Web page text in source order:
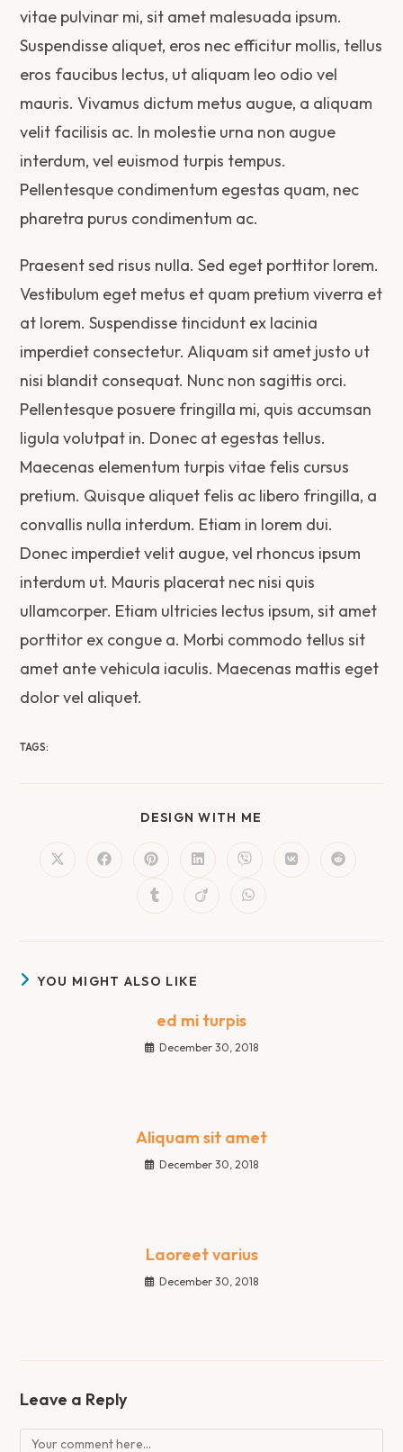
vitae pulvinar mi, sit amet malesuada ipsum.
Suspendisse aliquet, eros nec efficitur mollis, tellus
eros faucibus lectus, ut aliquam leo odio vel
mauris. Vivamus dictum metus augue, a aliquam
velit facilisis ac. In molestie urna non augue
interdum, vel euismod turpis tempus.
Pellentesque condimentum egestas quam, nec
pharetra purus condimentum ac.
Praesent sed risus nulla. Sed eget porttitor lorem.
Vestibulum eget metus et quam pretium viverra et
at lorem. Suspendisse tincidunt ex lacinia
imperdiet consectetur. Aliquam sit amet justo ut
nisi blandit consequat. Nunc non sagittis orci.
Pellentesque posuere fringilla mi, quis accumsan
ligula volutpat in. Donec at egestas tellus.
Maecenas elementum turpis vitae felis cursus
pretium. Quisque aliquet felis ac libero fringilla, a
convallis nulla interdum. Etiam in lorem dui.
Donec imperdiet velit augue, vel rhoncus ipsum
interdum ut. Mauris placerat nec nisi quis
ullamcorper. Etiam ultricies lectus ipsum, sit amet
porttitor ex congue a. Morbi commodo tellus sit
amet ante vehicula iaculis. Maecenas mattis eget
dolor vel aliquet.
TAGS:
DESIGN WITH ME
YOU MIGHT ALSO LIKE
ed mi turpis
December 30, 2018
Aliquam sit amet
December 30, 2018
Laoreet varius
December 30, 2018
Leave a Reply